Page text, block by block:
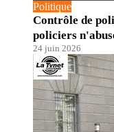
Politique
Contrôle de
policiers
24 juin 2026